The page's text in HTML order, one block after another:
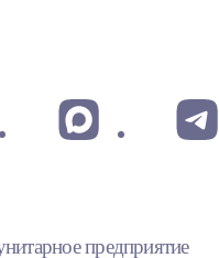
предприятие